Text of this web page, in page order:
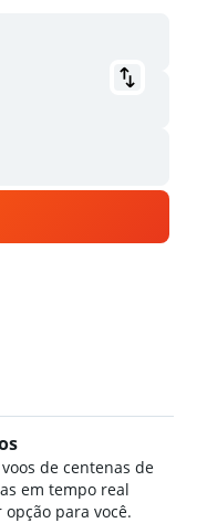
de centenas de
em tempo real
para você.